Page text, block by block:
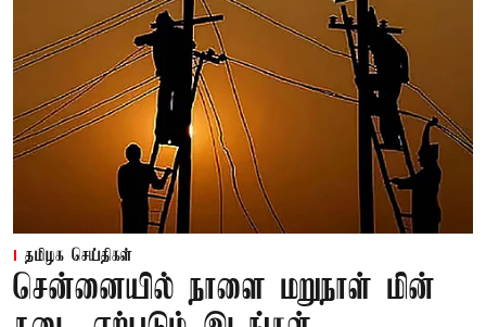
தமிழக செய்திகள்
சென்னையில் நாளை மறுநாள் மின்